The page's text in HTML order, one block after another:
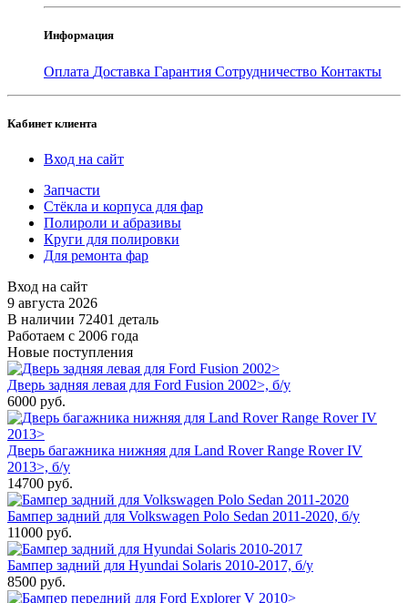
Информация
Оплата Доставка Гарантия Сотрудничество Контакты
Кабинет клиента
Вход на сайт
Запчасти
Стёкла и корпуса для фар
Полироли и абразивы
Круги для полировки
Для ремонта фар
Вход на сайт
9 августа 2026
В наличии 72401 деталь
Работаем с 2006 года
Новые поступления
Дверь задняя левая для Ford Fusion 2002>, б/у
6000 руб.
Дверь багажника нижняя для Land Rover Range Rover IV
2013>, б/у
14700 руб.
Бампер задний для Volkswagen Polo Sedan 2011-2020, б/у
11000 руб.
Бампер задний для Hyundai Solaris 2010-2017, б/у
8500 руб.